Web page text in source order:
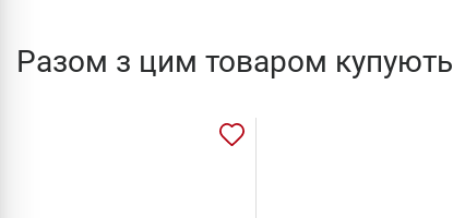
Разом з цим товаром купують